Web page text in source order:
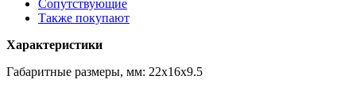
Сопутствующие
Также покупают
Характеристики
Габаритные размеры, мм: 22x16x9.5